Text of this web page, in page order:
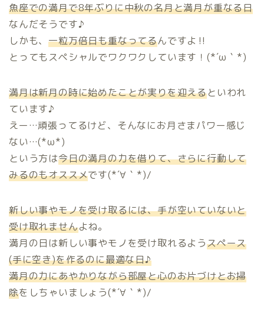
魚座での満月で8年ぶりに中秋の名月と満月が重なる日
なんだそうです♪
しかも、一粒万倍日も重なってるんですよ‼
とってもスペシャルでワクワクしています！(*´ω｀*)
満月は新月の時に始めたことが実りを迎えるといわれ
ています♪
えー…頑張ってるけど、そんなにお月さまパワー感じ
ない…(*ω*)
という方は今日の満月の力を借りて、さらに行動して
みるのもオススメです(*´∀｀*)/
新しい事やモノを受け取るには、手が空いていないと
受け取れませんよね。
満月の日は新しい事やモノを受け取れるようスペース
(手に空き)を作るのに最適な日♪
満月の力にあやかりながら部屋と心のお片づけとお掃
除をしちゃいましょう(*´∀｀*)/